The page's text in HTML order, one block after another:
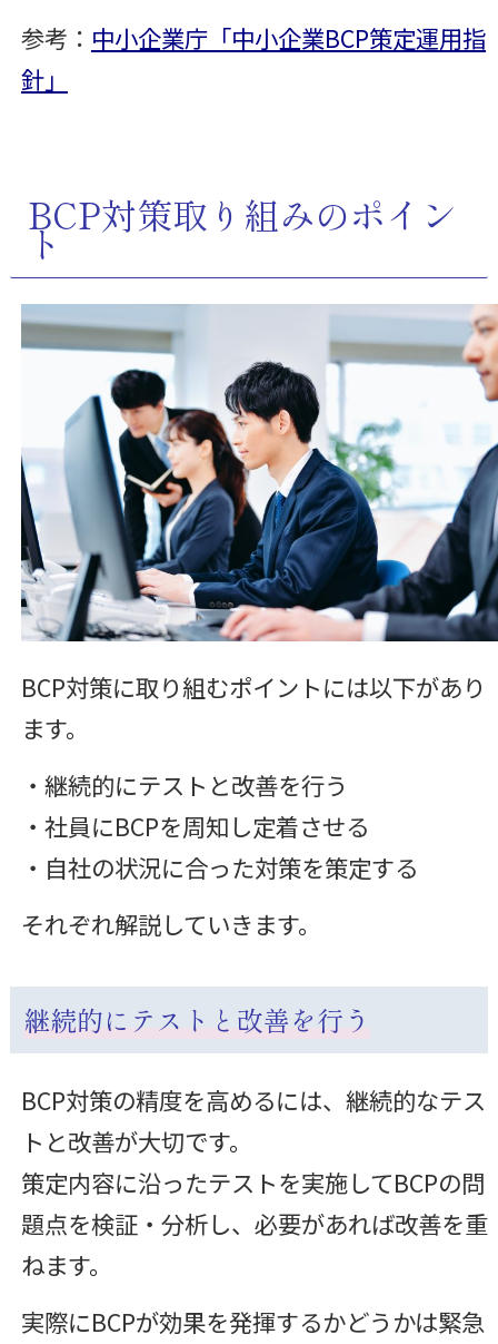
参考： 中小企業庁「中小企業BCP策定運用指
針」
BCP対策取り組みのポイン
ト
BCP対策に取り組むポイントには以下があり
ます。
・継続的にテストと改善を行う
・社員にBCPを周知し定着させる
・自社の状況に合った対策を策定する
それぞれ解説していきます。
継続的にテストと改善を行う
BCP対策の精度を高めるには、継続的なテス
トと改善が大切です。
策定内容に沿ったテストを実施してBCPの問
題点を検証・分析し、必要があれば改善を重
ねます。
実際にBCPが効果を発揮するかどうかは緊急